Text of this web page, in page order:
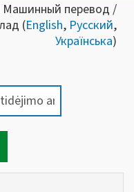
Машинный перевод /
(English, Русский,
Українська)